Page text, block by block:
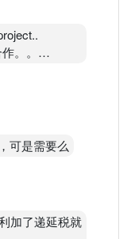
。。
可是需要么
加了递延税就